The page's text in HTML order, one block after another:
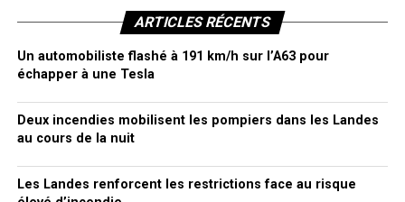
ARTICLES RÉCENTS
Un automobiliste flashé à 191 km/h sur l’A63 pour
échapper à une Tesla
Deux incendies mobilisent les pompiers dans les Landes
au cours de la nuit
Les Landes renforcent les restrictions face au risque